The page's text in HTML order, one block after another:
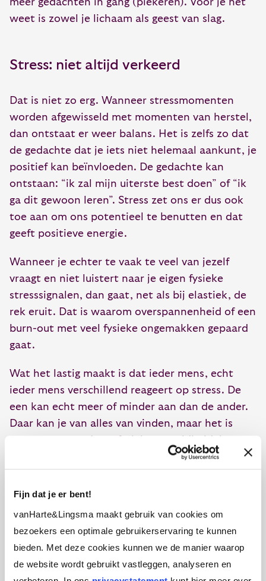
Fijn dat je er bent!
vanHarte&Lingsma maakt gebruik van cookies om
bezoekers een optimale gebruikerservaring te kunnen
bieden. Met deze cookies kunnen we de manier waarop
de website wordt gebruikt vastleggen, analyseren en
weet is zowel je lichaam als geest van slag.
Stress: niet altijd verkeerd
Dat is niet zo erg. Wanneer stressmomenten
worden afgewisseld met momenten van herstel,
dan ontstaat er weer balans. Het is zelfs zo dat
de gedachte dat je iets niet helemaal aankunt, je
positief kan beïnvloeden. De gedachte kan
ontstaan: “ik zal mijn uiterste best doen” of “ik
ga dit gewoon leren”. Stress zet ons er dus ook
toe aan om ons potentieel te benutten en dat
geeft positieve energie.
Wanneer je echter te vaak te veel van jezelf
vraagt en niet luistert naar je eigen fysieke
stresssignalen, dan gaat, net als bij elastiek, de
rek eruit. Dat is waarom overspannenheid of een
burn-out met veel fysieke ongemakken gepaard
gaat.
Wat het lastig maakt is dat ieder mens, echt
ieder mens verschillend reageert op stress. De
een kan echt meer of minder aan dan de ander.
Daar kan je van alles van vinden, maar het is
gewoonweg zo. Jouw fysieke gesteldheid, je
karakter, je ervaringen en opvoeding, de
omgeving en cultuur waarbinnen je werkt, jouw
communicatievaardigheden… Alles telt mee.
Minder last van stress
Wat is dan van belang? Ken jezelf. Stel jezelf